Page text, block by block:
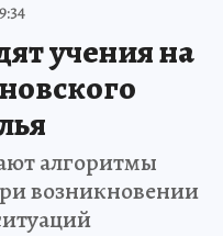
учения на
алгоритмы
возникновении